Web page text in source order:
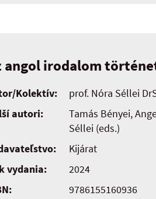
angol irodalom
Kolektív:
prof. Nóra Séllei
autori:
Tamás Bényei,
Séllei (eds.)
Kijárat
vydania:
2024
9786155160936